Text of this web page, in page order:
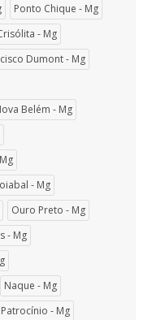
Ponto Chique - Mg
- Mg
Dumont - Mg
Belém - Mg
- Mg
Ouro Preto - Mg
- Mg
Naque - Mg
Patrocínio - Mg